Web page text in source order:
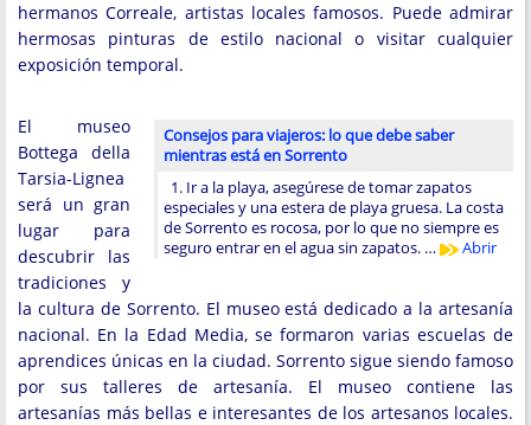
hermanos Correale, artistas locales famosos. Puede admirar
hermosas pinturas de estilo nacional o visitar cualquier
exposición temporal.
Consejos para viajeros: lo que debe saber
mientras está en Sorrento
1. Ir a la playa, asegúrese de tomar zapatos
especiales y una estera de playa gruesa. La costa
de Sorrento es rocosa, por lo que no siempre es
seguro entrar en el agua sin zapatos. …
Abrir
El museo
Bottega della
Tarsia-Lignea
será un gran
lugar para
descubrir las
tradiciones y
la cultura de Sorrento. El museo está dedicado a la artesanía
nacional. En la Edad Media, se formaron varias escuelas de
aprendices únicas en la ciudad. Sorrento sigue siendo famoso
por sus talleres de artesanía. El museo contiene las
artesanías más bellas e interesantes de los artesanos locales.